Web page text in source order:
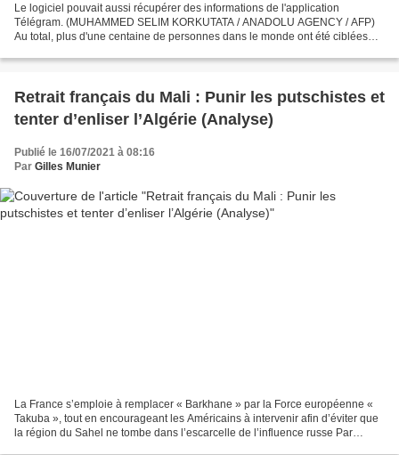
Le logiciel pouvait aussi récupérer des informations de l'application
Télégram. (MUHAMMED SELIM KORKUTATA / ANADOLU AGENCY / AFP)
Au total, plus d'une centaine de personnes dans le monde ont été ciblées
Retrait français du Mali : Punir les putschistes et
tenter d’enliser l’Algérie (Analyse)
Publié le 16/07/2021 à 08:16
Par Gilles Munier
La France s’emploie à remplacer « Barkhane » par la Force européenne «
Takuba », tout en encourageant les Américains à intervenir afin d’éviter que
la région du Sahel ne tombe dans l’escarcelle de l’influence russe Par